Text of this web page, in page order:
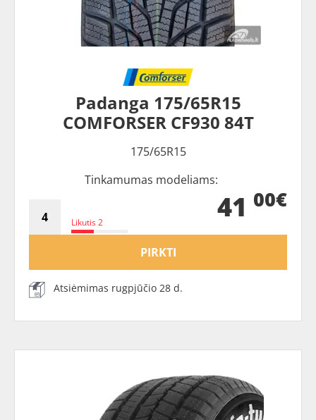
Padanga 175/65R15
COMFORSER CF930 84T
175/65R15
Tinkamumas modeliams:
Likutis 2 41 00€
PIRKTI
Atsiėmimas rugpjūčio 28 d.